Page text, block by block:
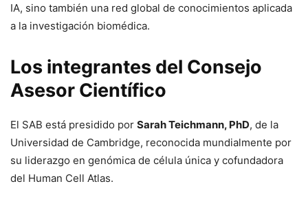
IA, sino también una red global de conocimientos aplicada
a la investigación biomédica.
Los integrantes del Consejo
Asesor Científico
El SAB está presidido por Sarah Teichmann, PhD, de la
Universidad de Cambridge, reconocida mundialmente por
su liderazgo en genómica de célula única y cofundadora
del Human Cell Atlas.